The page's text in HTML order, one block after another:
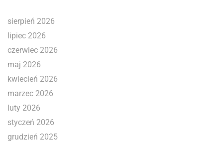
sierpień 2026
lipiec 2026
czerwiec 2026
maj 2026
kwiecień 2026
marzec 2026
luty 2026
styczeń 2026
grudzień 2025